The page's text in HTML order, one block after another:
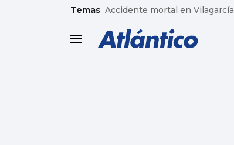
common.go-to-content
Temas Accidente mortal en Vilagarcía
header.menu.open